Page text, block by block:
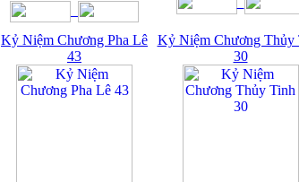
Kỷ Niệm Chương Pha Lê
43
Kỷ Niệm Chương Thủy
30